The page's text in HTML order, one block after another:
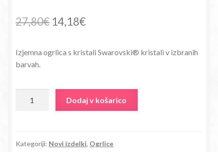
27,80€ Izvirna
je
27,80€.
14,18€Trenutna
je:
Izjemna ogrlica s kristali Swarovski® kristali v izbranih
barvah.
kristali
Dodaj v košarico
Kategoriji: Novi izdelki, Ogrlice